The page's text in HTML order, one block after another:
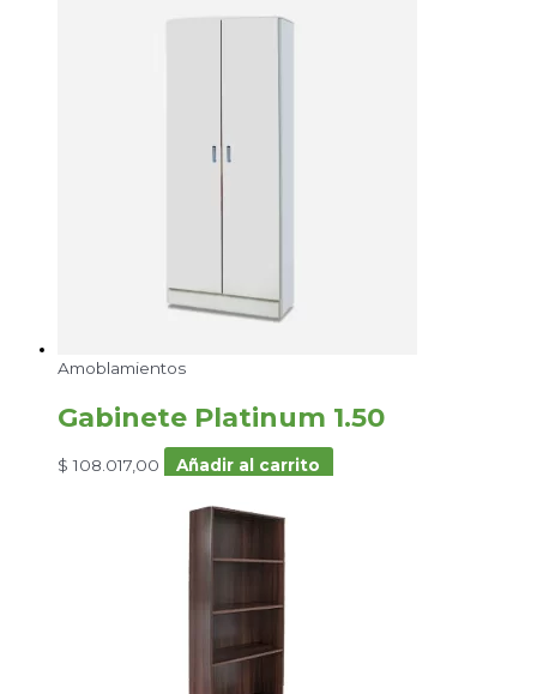
Amoblamientos
Gabinete Platinum 1.50
$ 108.017,00 Añadir al carrito